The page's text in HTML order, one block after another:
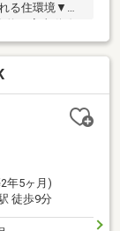
る住環境▼特
6.0帖の屋根裏
あり、来客時
による)▼設
公園 徒歩6分
問い合わせく
年5ヶ月)
徒歩9分